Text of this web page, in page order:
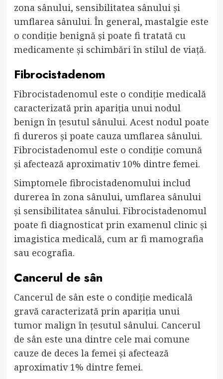
zona sânului, sensibilitatea sânului și
umflarea sânului. În general, mastalgie este
o condiție benignă și poate fi tratată cu
medicamente și schimbări în stilul de viață.
Fibrocistadenom
Fibrocistadenomul este o condiție medicală
caracterizată prin apariția unui nodul
benign în țesutul sânului. Acest nodul poate
fi dureros și poate cauza umflarea sânului.
Fibrocistadenomul este o condiție comună
și afectează aproximativ 10% dintre femei.
Simptomele fibrocistadenomului includ
durerea în zona sânului, umflarea sânului
și sensibilitatea sânului. Fibrocistadenomul
poate fi diagnosticat prin examenul clinic și
imagistica medicală, cum ar fi mamografia
sau ecografia.
Cancerul de sân
Cancerul de sân este o condiție medicală
gravă caracterizată prin apariția unui
tumor malign în țesutul sânului. Cancerul
de sân este una dintre cele mai comune
cauze de deces la femei și afectează
aproximativ 1% dintre femei.